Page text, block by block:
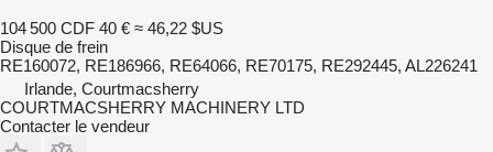
104 500 CDF 40 € ≈ 46,22 $US
Disque de frein
RE160072, RE186966, RE64066, RE70175, RE292445, AL226241
Irlande, Courtmacsherry
COURTMACSHERRY MACHINERY LTD
Contacter le vendeur